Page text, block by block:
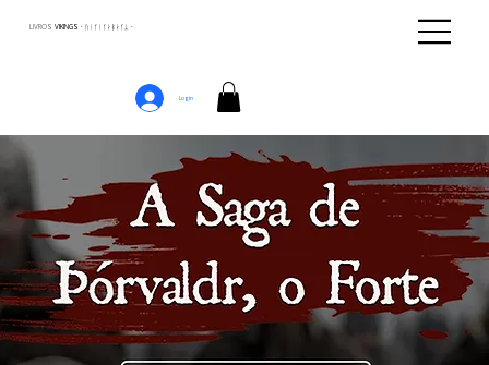
LIVROS VIKINGS · ᚢᛁᚴᛁᚴᛅᛒᛅᚴᛦ ·
Login